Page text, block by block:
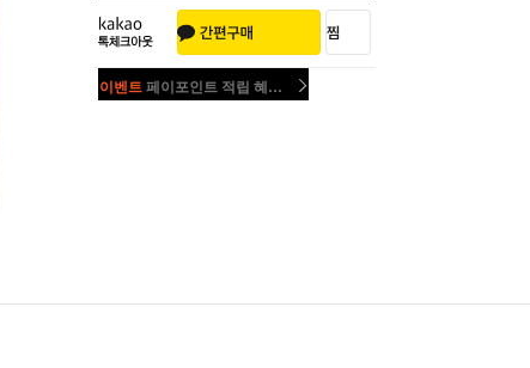
이벤트 페이포인트 적립 혜택 2배 UP!